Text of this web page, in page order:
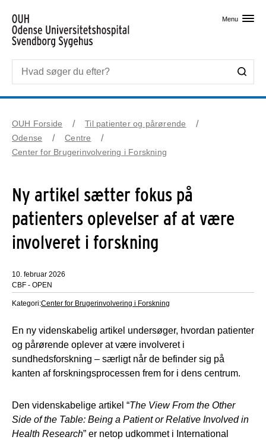
Menu
OUH Forside
Til patienter og pårørende
Odense
Centre
Center for Brugerinvolvering i Forskning
Ny artikel sætter fokus på
patienters oplevelser af at være
involveret i forskning
10. februar 2026
CBF - OPEN
Kategori:Center for Brugerinvolvering i Forskning
En ny videnskabelig artikel undersøger, hvordan patienter
og pårørende oplever at være involveret i
sundhedsforskning – særligt når de befinder sig på
kanten af forskningsprocessen frem for i dens centrum.
Den videnskabelige artikel “The View From the Other
Side of the Table: Being a Patient or Relative Involved in
Health Research” er netop udkommet i International